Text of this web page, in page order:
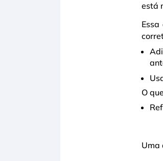
está
O
Uma